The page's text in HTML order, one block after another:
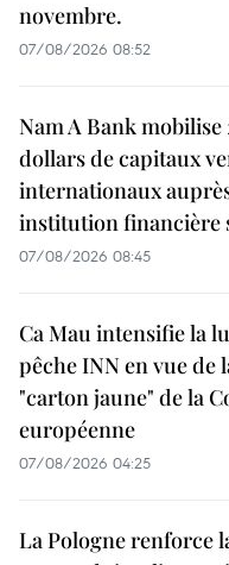
novembre.
07/08/2026 08:52
Nam A Bank
dollars de capitaux
internationaux
institution financière
07/08/2026 08:45
Ca Mau intensifie la
pêche INN en vue de
"carton jaune" de la
européenne
07/08/2026 04:25
La Pologne renforce